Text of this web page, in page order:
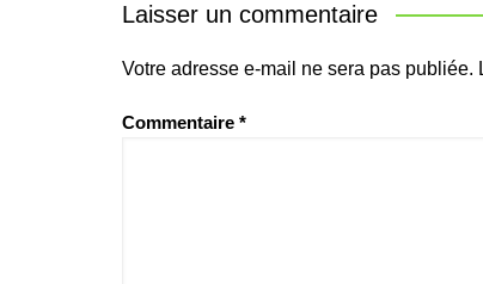
Laisser un commentaire
Votre adresse e-mail ne sera pas publiée.
Commentaire *